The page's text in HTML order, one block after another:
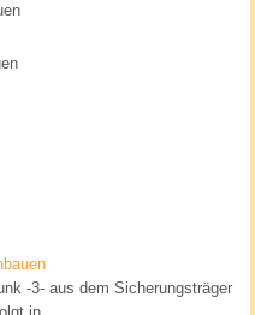
-3- aus dem Sicherungsträger